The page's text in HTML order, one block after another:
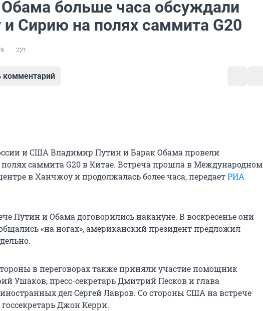
больше часа обсуждали
и Сирию на полях саммита G20
221
комментарий
и США Владимир Путин и Барак Обама провели
саммита G20 в Китае. Встреча прошла в Международном
в Ханчжоу и продолжалась более часа, передаетРИА
Путин и Обама договорились накануне. В воскресенье они
«на ногах», американский президент предложил
в переговорах также приняли участие помощник
Ушаков, пресс-секретарь Дмитрий Песков и глава
дел Сергей Лавров. Со стороны США на встрече
Джон Керри.